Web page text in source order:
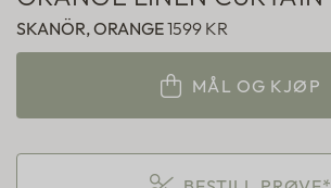
SKANÖR, ORANGE1599 KR
MÅL OG KJØP